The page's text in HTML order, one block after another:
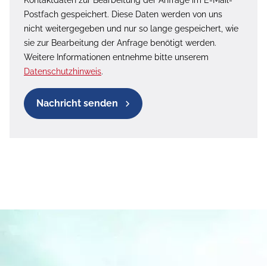
Postfach gespeichert. Diese Daten werden von uns
nicht weitergegeben und nur so lange gespeichert, wie
sie zur Bearbeitung der Anfrage benötigt werden.
Weitere Informationen entnehme bitte unserem
Datenschutzhinweis.
Nachricht senden